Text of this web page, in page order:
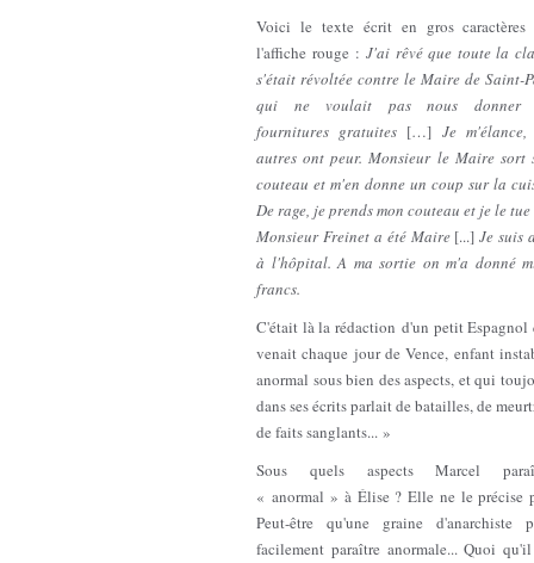
Voici le texte écrit en gros caractères
l'affiche rouge : J'ai rêvé que toute la
s'était révoltée contre le Maire de Saint-
qui ne voulait pas nous donner
fournitures gratuites […] Je m'élance,
autres ont peur. Monsieur le Maire sort
couteau et m'en donne un coup sur la
De rage, je prends mon couteau et je le tue
Monsieur Freinet a été Maire [...] Je suis
à l'hôpital. A ma sortie on m'a donné
francs.
C'était là la rédaction d'un petit Espagnol
venait chaque jour de Vence, enfant
anormal sous bien des aspects, et qui
dans ses écrits parlait de batailles, de
de faits sanglants... »
Sous quels aspects Marcel
« anormal » à Élise ? Elle ne le précise
Peut-être qu'une graine d'anarchiste
facilement paraître anormale... Quoi